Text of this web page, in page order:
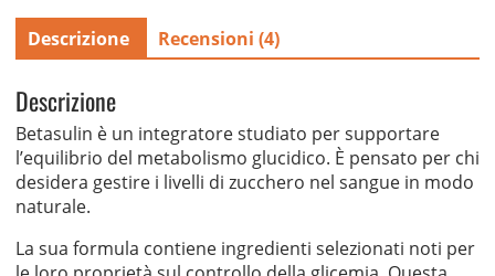
Descrizione Recensioni (4)
Descrizione
Betasulin è un integratore studiato per supportare
l’equilibrio del metabolismo glucidico. È pensato per chi
desidera gestire i livelli di zucchero nel sangue in modo
naturale.
La sua formula contiene ingredienti selezionati noti per